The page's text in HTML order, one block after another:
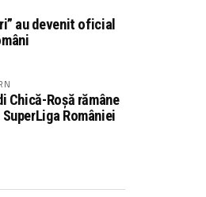
au devenit oficial
Chică-Roșă rămâne
României